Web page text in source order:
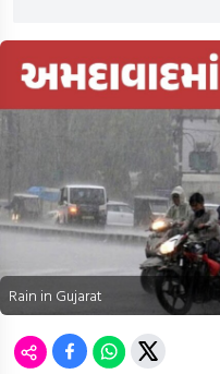
Rain in Gujarat